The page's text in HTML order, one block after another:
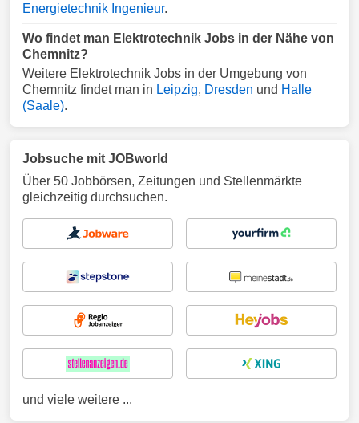
Energietechnik Ingenieur.
Wo findet man Elektrotechnik Jobs in der Nähe von
Chemnitz?
Weitere Elektrotechnik Jobs in der Umgebung von
Chemnitz findet man in Leipzig, Dresden und Halle
(Saale).
Jobsuche mit JOBworld
Über 50 Jobbörsen, Zeitungen und Stellenmärkte
gleichzeitig durchsuchen.
und viele weitere ...